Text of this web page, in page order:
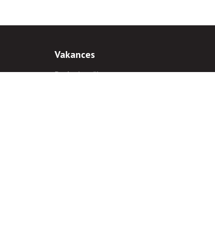
Vakances
Darba iespējas